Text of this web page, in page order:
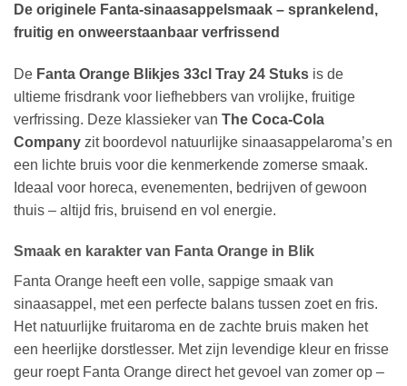
De originele Fanta-sinaasappelsmaak – sprankelend,
fruitig en onweerstaanbaar verfrissend
De Fanta Orange Blikjes 33cl Tray 24 Stuks is de
ultieme frisdrank voor liefhebbers van vrolijke, fruitige
verfrissing. Deze klassieker van The Coca-Cola
Company zit boordevol natuurlijke sinaasappelaroma’s en
een lichte bruis voor die kenmerkende zomerse smaak.
Ideaal voor horeca, evenementen, bedrijven of gewoon
thuis – altijd fris, bruisend en vol energie.
Smaak en karakter van Fanta Orange in Blik
Fanta Orange heeft een volle, sappige smaak van
sinaasappel, met een perfecte balans tussen zoet en fris.
Het natuurlijke fruitaroma en de zachte bruis maken het
een heerlijke dorstlesser. Met zijn levendige kleur en frisse
geur roept Fanta Orange direct het gevoel van zomer op –